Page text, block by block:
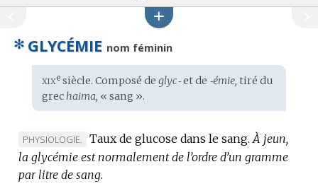
✻ GLYCÉMIE nom féminin
Étymologie
:
xixesiècle. Composé de glyc‑et de ‑émie, tiré du
grechaima, « sang ».
MARQUE
DE
DOMAINE
PHYSIOLOGIE. Taux de glucose dans le sang. À jeun,
la glycémie est normalement de l’ordre d’un gramme
par litre de sang.